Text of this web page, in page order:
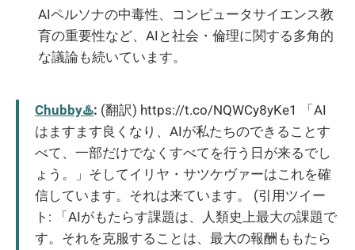
AIペルソナの中毒性、コンピュータサイエンス教
育の重要性など、AIと社会・倫理に関する多角的
な議論も続いています。
Chubby♨️: (翻訳) https://t.co/NQWCy8yKe1 「AI
はますます良くなり、AIが私たちのできることす
べて、一部だけでなくすべてを行う日が来るでし
ょう。」そしてイリヤ・サツケヴァーはこれを確
信しています。それは来ています。 (引用ツイー
ト: 「AIがもたらす課題は、人類史上最大の課題で
す。それを克服することは、最大の報酬ももたら